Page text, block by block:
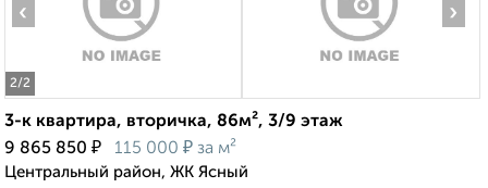
2/2
‹ ›
3-к квартира, вторичка, 86м², 3/9 этаж
9 865 850 ₽ 115 000 ₽ за м²
Центральный район, ЖК Ясный